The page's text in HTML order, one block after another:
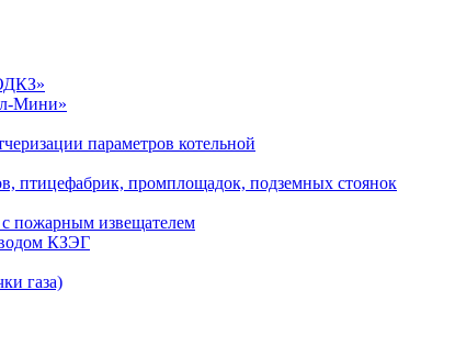
Мини»
параметров котельной
птицефабрик, промплощадок, подземных стоянок
с пожарным извещателем
КЗЭГ
газа)